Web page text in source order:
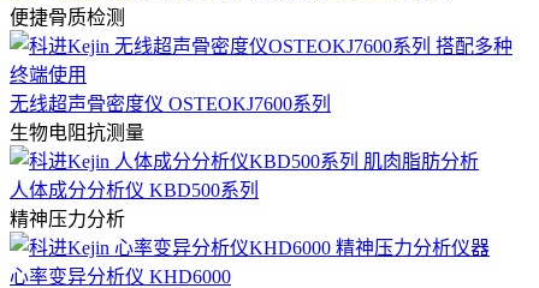
便捷骨质检测
无线超声骨密度仪 OSTEOKJ7600系列
生物电阻抗测量
人体成分分析仪 KBD500系列
精神压力分析
心率变异分析仪 KHD6000